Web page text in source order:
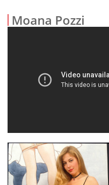
Moana Pozzi